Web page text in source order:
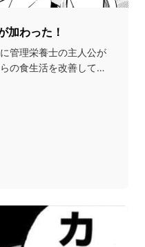
加わった！
管理栄養士の主人公が
の食生活を改善して健